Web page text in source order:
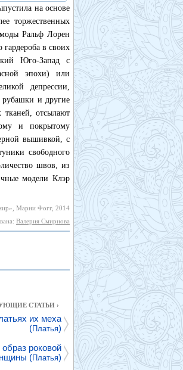
на основе
торжественных
Ральф Лорен
гардероба в своих
Юго-Запад с
эпохи) или
депрессии,
рубашки и другие
отсылают
и покрытому
вышивкой, с
свободного
швов, из
модели Клэр
Марни Фогг, 2014
Валерия Смирнова
СТАТЬИ ›
их меха
( Платья)
роковой
( Платья)